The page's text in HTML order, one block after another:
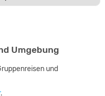
Umgebung
und
.